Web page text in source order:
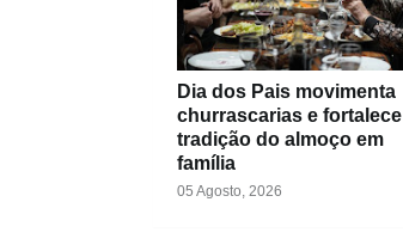
Dia dos Pais movimenta
churrascarias e fortalece
tradição do almoço em
família
05 Agosto, 2026